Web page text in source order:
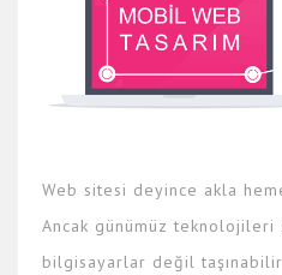
Web sitesi deyince akla
Ancak günümüz teknolojileri
bilgisayarlar değil